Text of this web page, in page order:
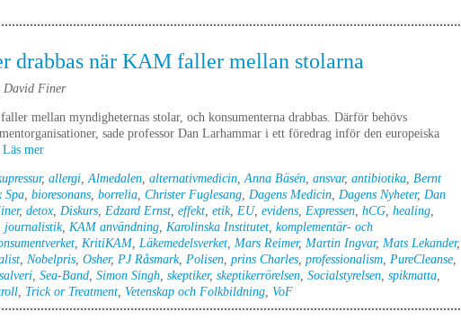
drabbas när KAM faller mellan stolarna
David Finer
mellan myndigheternas stolar, och konsumenterna drabbas. Därför behövs
sade professor Dan Larhammar i ett föredrag inför den europeiska
Läs mer
, allergi,Almedalen, alternativmedicin,Anna Bäsén, ansvar, antibiotika, Bernt
Spa, bioresonans, borrelia, Christer Fuglesang, Dagens Medicin, Dagens Nyheter, Dan
, detox, Diskurs, Edzard Ernst, effekt, etik, EU, evidens, Expressen, hCG, healing,
journalistik, KAM användning, Karolinska Institutet, komplementär- och
, KritiKAM, Läkemedelsverket, Mars Reimer, Martin Ingvar, Mats Lekander,
, Nobelpris, Osher, PJ Råsmark, Polisen, prins Charles, professionalism, PureCleanse,
, Sea-Band, Simon Singh, skeptiker, skeptikerrörelsen, Socialstyrelsen, spikmatta,
, Trick or Treatment, Vetenskap och Folkbildning, VoF